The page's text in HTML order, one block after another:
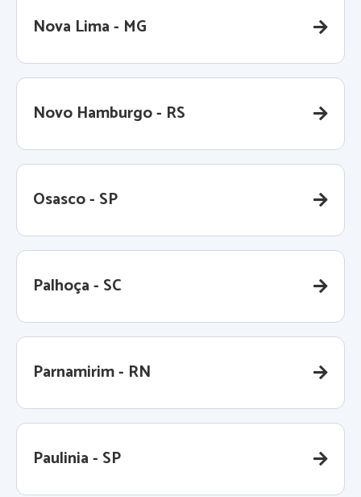
Nova Lima - MG
Novo Hamburgo - RS
Osasco - SP
Palhoça - SC
Parnamirim - RN
Paulinia - SP